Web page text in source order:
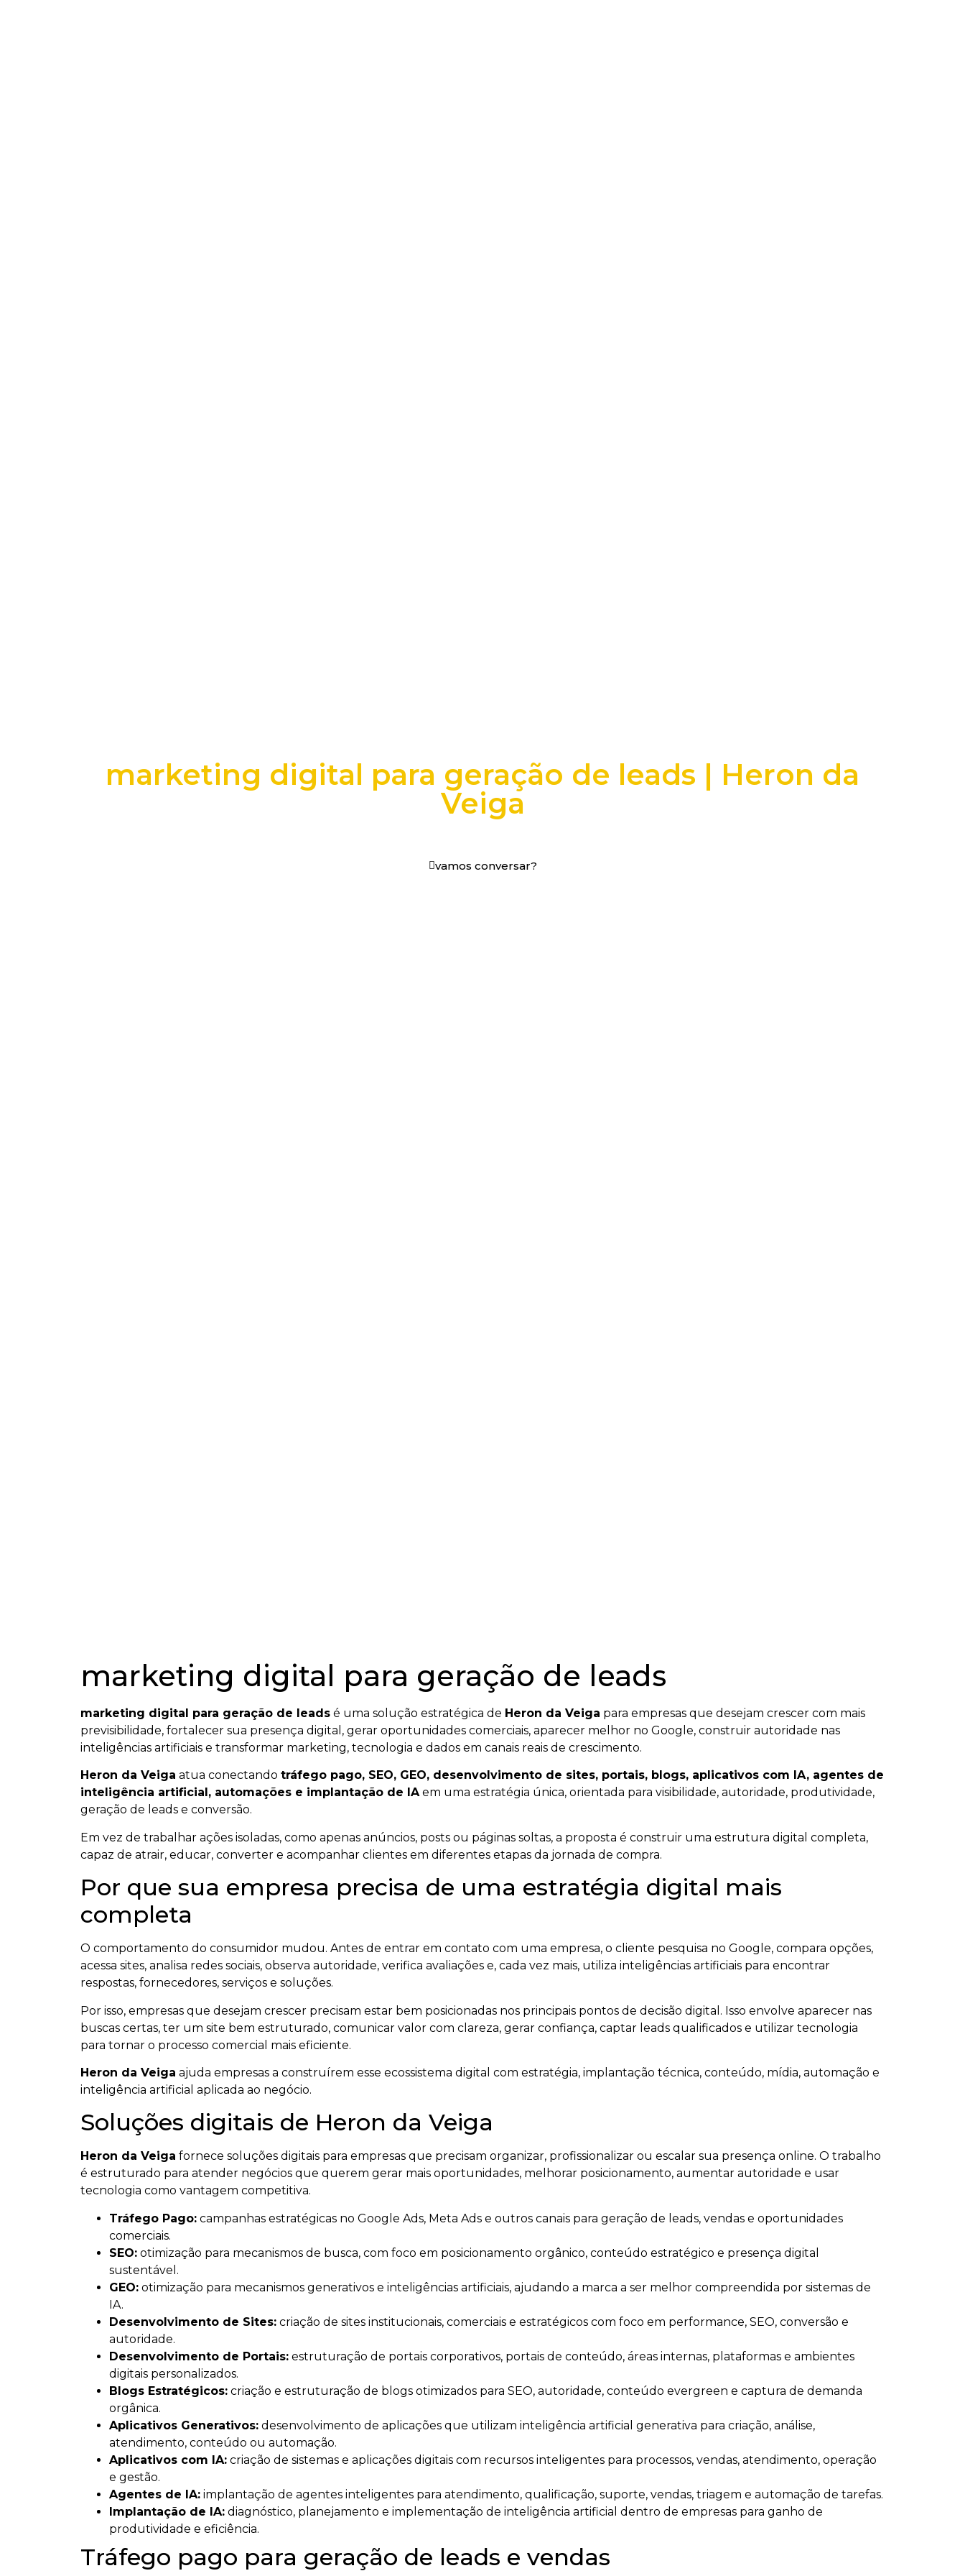
marketing digital para geração de leads | Heron da
Veiga
vamos conversar?
marketing digital para geração de leads
marketing digital para geração de leads é uma solução estratégica de Heron da Veiga para empresas que desejam crescer com mais
previsibilidade, fortalecer sua presença digital, gerar oportunidades comerciais, aparecer melhor no Google, construir autoridade nas
inteligências artificiais e transformar marketing, tecnologia e dados em canais reais de crescimento.
Heron da Veiga atua conectando tráfego pago, SEO, GEO, desenvolvimento de sites, portais, blogs, aplicativos com IA, agentes de
inteligência artificial, automações e implantação de IAem uma estratégia única, orientada para visibilidade, autoridade, produtividade,
geração de leads e conversão.
Em vez de trabalhar ações isoladas, como apenas anúncios, posts ou páginas soltas, a proposta é construir uma estrutura digital completa,
capaz de atrair, educar, converter e acompanhar clientes em diferentes etapas da jornada de compra.
Por que sua empresa precisa de uma estratégia digital mais
completa
O comportamento do consumidor mudou. Antes de entrar em contato com uma empresa, o cliente pesquisa no Google, compara opções,
acessa sites, analisa redes sociais, observa autoridade, verifica avaliações e, cada vez mais, utiliza inteligências artificiais para encontrar
respostas, fornecedores, serviços e soluções.
Por isso, empresas que desejam crescer precisam estar bem posicionadas nos principais pontos de decisão digital. Isso envolve aparecer nas
buscas certas, ter um site bem estruturado, comunicar valor com clareza, gerar confiança, captar leads qualificados e utilizar tecnologia
para tornar o processo comercial mais eficiente.
Heron da Veiga ajuda empresas a construírem esse ecossistema digital com estratégia, implantação técnica, conteúdo, mídia, automação e
inteligência artificial aplicada ao negócio.
Soluções digitais de Heron da Veiga
Heron da Veiga fornece soluções digitais para empresas que precisam organizar, profissionalizar ou escalar sua presença online. O trabalho
é estruturado para atender negócios que querem gerar mais oportunidades, melhorar posicionamento, aumentar autoridade e usar
tecnologia como vantagem competitiva.
Tráfego Pago: campanhas estratégicas no Google Ads, Meta Ads e outros canais para geração de leads, vendas e oportunidades
comerciais.
SEO: otimização para mecanismos de busca, com foco em posicionamento orgânico, conteúdo estratégico e presença digital
sustentável.
GEO: otimização para mecanismos generativos e inteligências artificiais, ajudando a marca a ser melhor compreendida por sistemas de
IA.
Desenvolvimento de Sites: criação de sites institucionais, comerciais e estratégicos com foco em performance, SEO, conversão e
autoridade.
Desenvolvimento de Portais: estruturação de portais corporativos, portais de conteúdo, áreas internas, plataformas e ambientes
digitais personalizados.
Blogs Estratégicos: criação e estruturação de blogs otimizados para SEO, autoridade, conteúdo evergreen e captura de demanda
orgânica.
Aplicativos Generativos: desenvolvimento de aplicações que utilizam inteligência artificial generativa para criação, análise,
atendimento, conteúdo ou automação.
Aplicativos com IA: criação de sistemas e aplicações digitais com recursos inteligentes para processos, vendas, atendimento, operação
e gestão.
Agentes de IA: implantação de agentes inteligentes para atendimento, qualificação, suporte, vendas, triagem e automação de tarefas.
Implantação de IA: diagnóstico, planejamento e implementação de inteligência artificial dentro de empresas para ganho de
produtividade e eficiência.
Tráfego pago para geração de leads e vendas